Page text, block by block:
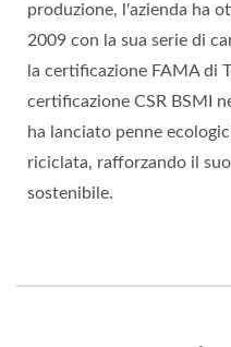
produzione, l'azienda ha
2009 con la sua serie di
la certificazione FAMA di
certificazione CSR BSMI
ha lanciato penne
riciclata, rafforzando il
sostenibile.